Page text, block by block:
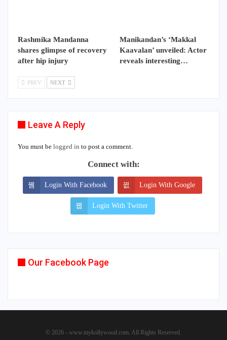
Rashmika Mandanna
shares glimpse of recovery
after hip injury
Manikandan’s ‘Makkal
Kaavalan’ unveiled: Actor
reveals interesting…
PREV NEXT
Leave A Reply
You must be logged in to post a comment.
Connect with:
Login With Facebook Login With Google
Login With Twitter
Our Facebook Page
© 2026 - www.mykollywood.com. All Rights Reserved.